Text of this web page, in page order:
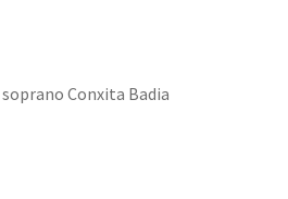
Conxita Badia